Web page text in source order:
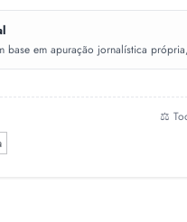
em apuração jornalística
⚖️